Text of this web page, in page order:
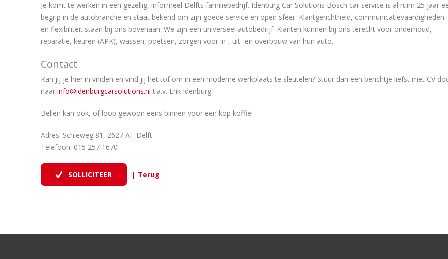
Je komt te werken in een gezellig, informeel Delfts familiebedrijf. Idenburg Car Solutions Bosch car service is al ruim 25 jaar
begrip in de autobranche en staat bekend om zijn goede service en open sfeer. Klantgerichtheid, communicatievaardigheden
en flexibiliteit staan bij ons bovenaan. We zijn een universeel autobedrijf. Klanten kunnen bij ons terecht voor onderhoud,
reparatie, keuren (APK), wassen, poetsen, zorgen voor in-, uit- en overbouw van hun auto.
Contact
Kan jij je hier in vinden en vind jij het tof om in een moderne werkplaats te sleutelen? Stuur dan een berichtje liefst met CV
naar info@idenburgcarsolutions.nl t.a.v. Erik Idenburg.
Bellen kan ook, of loop gewoon eens binnen voor een kop koffie!
Adres: Schieweg 81, 2627 AT Delft
Telefoon: 015 257 1670
|